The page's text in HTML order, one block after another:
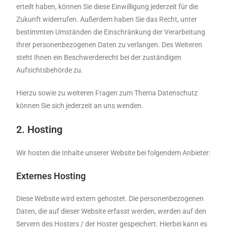
erteilt haben, können Sie diese Einwilligung jederzeit für die
Zukunft widerrufen. Außerdem haben Sie das Recht, unter
bestimmten Umständen die Einschränkung der Verarbeitung
Ihrer personenbezogenen Daten zu verlangen. Des Weiteren
steht Ihnen ein Beschwerderecht bei der zuständigen
Aufsichtsbehörde zu.
Hierzu sowie zu weiteren Fragen zum Thema Datenschutz
können Sie sich jederzeit an uns wenden.
2. Hosting
Wir hosten die Inhalte unserer Website bei folgendem Anbieter:
Externes Hosting
Diese Website wird extern gehostet. Die personenbezogenen
Daten, die auf dieser Website erfasst werden, werden auf den
Servern des Hosters / der Hoster gespeichert. Hierbei kann es